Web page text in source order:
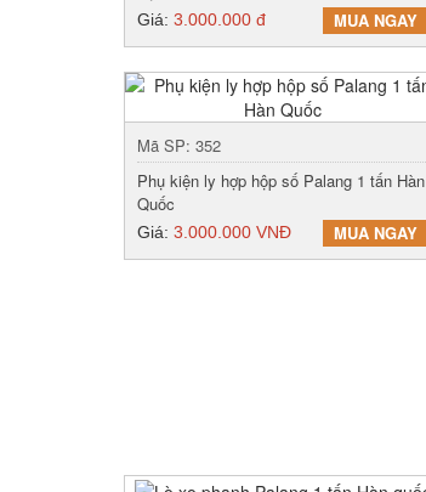
Giá: 3.000.000 đ MUA NGAY
Mã SP: 352
Phụ kiện ly hợp hộp số Palang 1 tấn Hàn
Quốc
Giá: 3.000.000 VNĐ MUA NGAY